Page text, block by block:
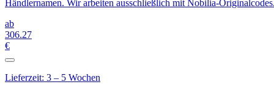
Händlernamen. Wir arbeiten ausschließlich mit Nobilia-
ab
306.27
€
Lieferzeit: 3 – 5 Wochen